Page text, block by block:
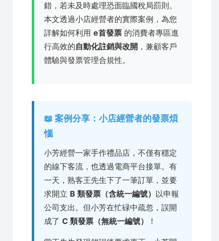
錯，若未及時處理恐面臨國稅局罰則。
本文透過小店經營者的實際案例，為您
詳解如何利用 e首發票 的消費者專區進
行高效的自動化註銷與改開 ，兼顧客戶
體驗與發票管理合規性。
📖 案例分享：小店經營者的發票煩
惱
小芳經營一家手作禮品店，不僅有穩定
的線下客流，也透過電商平台接單。有
一天，熟客王先生下了一筆訂單，並要
求開立 B 類發票（含統一編號） 以申報
公司支出。但小芳在忙碌中疏忽，誤開
成了 C 類發票（無統一編號） ！